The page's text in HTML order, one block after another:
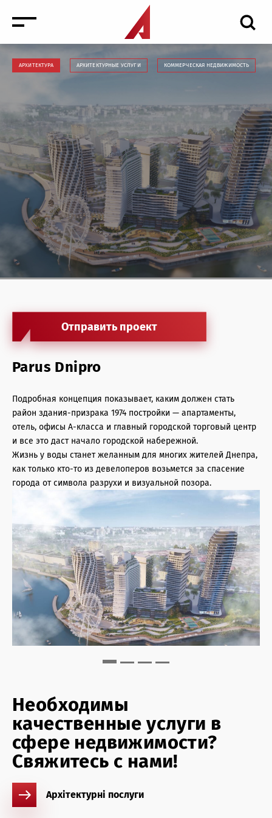
Мероприятия
Антикризисные услуги торговая недвижимость
Антикризисные услуги офисная недвижимость
Агентские услуги офисная недвижимость
Архитектурные услуги
Агентские услуги торговая недвижимость
Управление недвижимостью
Консалтинг и оценка
АРХИТЕКТУРА АРХИТЕКТУРНЫЕ УСЛУГИ КОММЕРЧЕСКАЯ НЕДВИЖИМОСТЬ
Отправить проект
Parus Dnipro
Подробная концепция показывает, каким должен стать
район здания-призрака 1974 постройки — апартаменты,
отель, офисы А-класса и главный городской торговый центр
и все это даст начало городской набережной.
Жизнь у воды станет желанным для многих жителей Днепра,
как только кто-то из девелоперов возьмется за спасение
города от символа разрухи и визуальной позора.
Необходимы
качественные услуги в
сфере недвижимости?
Свяжитесь с нами!
Архітектурні послуги